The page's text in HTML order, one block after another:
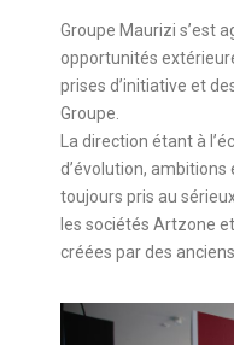
Groupe Maurizi s’est
opportunités
prises d’initiative et
Groupe.
La direction étant à
d’évolution,
toujours pris au
les sociétés Artzone
créées par des